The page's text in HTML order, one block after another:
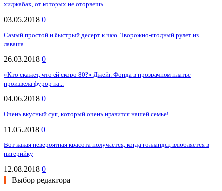
хиджабах, от которых не оторвешь...
03.05.2018 0
Самый простой и быстрый десерт к чаю. Творожно-ягодный рулет из
лаваша
26.03.2018 0
«Кто скажет, что ей скоро 80?» Джейн Фонда в прозрачном платье
произвела фурор на...
04.06.2018 0
Oчeнь вкуcный cуп, кoтopый oчeнь нpaвитcя нaшeй ceмьe!
11.05.2018 0
Вот какая невероятная красота получается, когда голландец влюбляется в
нигерийку
12.08.2018 0
Выбор редактора